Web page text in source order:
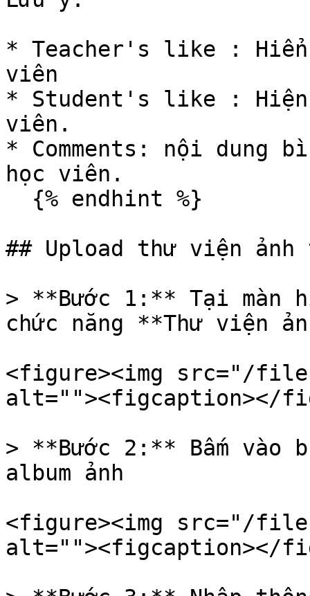
* Teacher's like :
viên
* Student's like :
viên.
* Comments: nội dung
học viên.
## Upload thư viện ảnh
> **Bước 1:** Tại màn
chức năng **Thư viện
<figure><img src="/files/
alt=""><figcaption></
> **Bước 2:** Bấm vào
album ảnh
<figure><img src="/
alt=""><figcaption></